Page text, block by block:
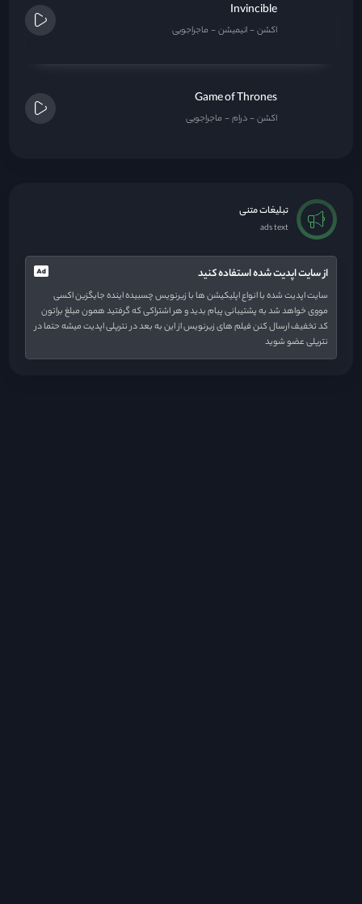
Invincible
اکشن انیمیشن ماجراجویی
Game of Thrones
اکشن درام ماجراجویی
تبلیغات متنی
ads text
از سایت اپدیت شده استفاده کنید
سایت اپدیت شده با انواع اپلیکیشن ها با زیرنویس چسبیده اینده جایگزین اکسی
مووی خواهد شد به پشتیبانی پیام بدید و هر اشتراکی که گرفتید همون مبلغ براتون
کد تخفیف ارسال کنن فیلم های زیرنویس از این به بعد در نترپلی اپدیت میشه حتما در
نترپلی عضو شوید